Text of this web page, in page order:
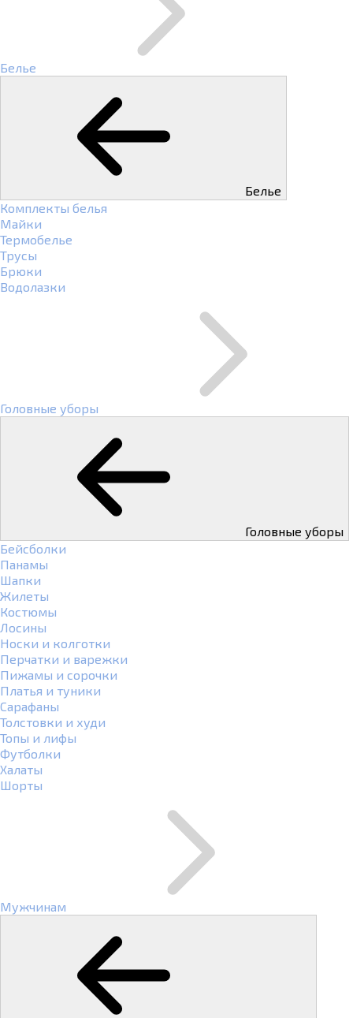
Белье
Белье
Комплекты белья
Майки
Термобелье
Трусы
Брюки
Водолазки
Головные уборы
Головные уборы
Бейсболки
Панамы
Шапки
Жилеты
Костюмы
Лосины
Носки и колготки
Перчатки и варежки
Пижамы и сорочки
Платья и туники
Сарафаны
Толстовки и худи
Топы и лифы
Футболки
Халаты
Шорты
Мужчинам